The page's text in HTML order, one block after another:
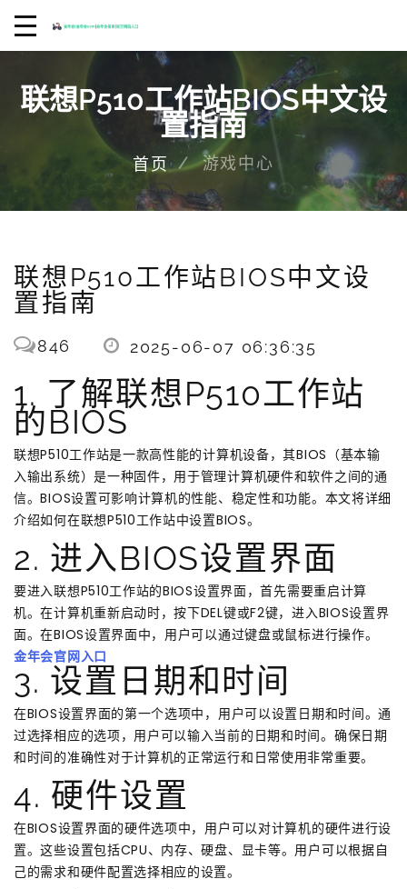
联想P510工作站BIOS中文设
置指南
首页 游戏中心
联想P510工作站BIOS中文设
置指南
846 2025-06-07 06:36:35
1. 了解联想P510工作站
的BIOS
联想P510工作站是一款高性能的计算机设备，其BIOS（基本输
入输出系统）是一种固件，用于管理计算机硬件和软件之间的通
信。BIOS设置可影响计算机的性能、稳定性和功能。本文将详细
介绍如何在联想P510工作站中设置BIOS。
2. 进入BIOS设置界面
要进入联想P510工作站的BIOS设置界面，首先需要重启计算
机。在计算机重新启动时，按下DEL键或F2键，进入BIOS设置界
面。在BIOS设置界面中，用户可以通过键盘或鼠标进行操作。
金年会官网入口
3. 设置日期和时间
在BIOS设置界面的第一个选项中，用户可以设置日期和时间。通
过选择相应的选项，用户可以输入当前的日期和时间。确保日期
和时间的准确性对于计算机的正常运行和日常使用非常重要。
4. 硬件设置
在BIOS设置界面的硬件选项中，用户可以对计算机的硬件进行设
置。这些设置包括CPU、内存、硬盘、显卡等。用户可以根据自
己的需求和硬件配置选择相应的设置。